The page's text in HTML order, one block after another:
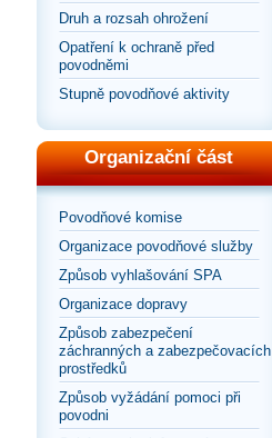
Druh a rozsah ohrožení
Opatření k ochraně před
povodněmi
Stupně povodňové aktivity
Organizační část
Povodňové komise
Organizace povodňové služby
Způsob vyhlašování SPA
Organizace dopravy
Způsob zabezpečení
záchranných a zabezpečovacích
prostředků
Způsob vyžádání pomoci při
povodni